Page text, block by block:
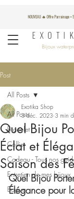
NOUVEAU 🔥 Offre Parrainage
Bijoux
Post
All Posts
Bracelet
Collier
Cadeau - Tous nos
Entretien de mes bijoux
Bague
All Posts
Quel Bijou
Éclat et
Saison des
Exotika Shop
3 déc. 2023 3 min
Quel Bijou
Élégance pour